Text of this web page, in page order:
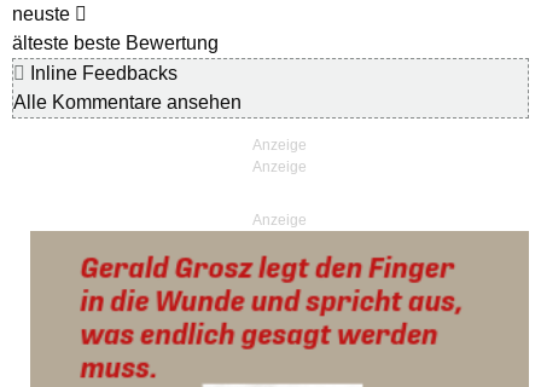
neuste
älteste beste Bewertung
Inline Feedbacks
Alle Kommentare ansehen
Anzeige